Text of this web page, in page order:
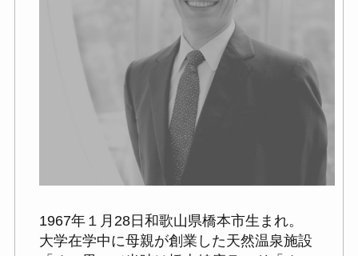
1967年１月28日和歌山県橋本市生まれ。
大学在学中に母親が創業した天然温泉施設